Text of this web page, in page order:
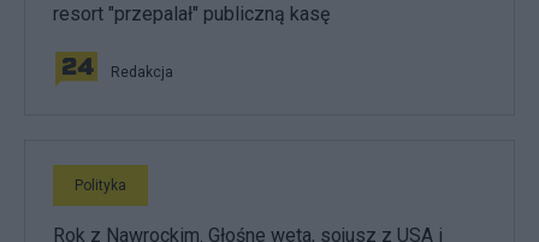
resort "przepalał" publiczną kasę
Redakcja
Polityka
Rok z Nawrockim. Głośne weta, sojusz z USA i